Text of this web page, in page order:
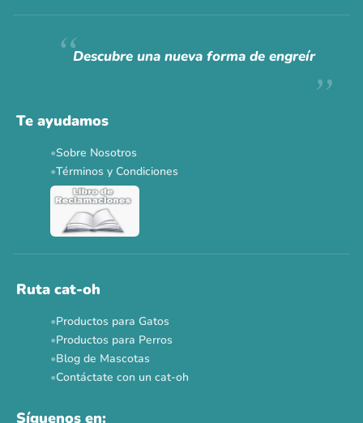
Siempre fuimosraros.
Ver todas las promos 🐾
Descubre una nueva forma de engreír
Te ayudamos
Sobre Nosotros
Términos y Condiciones
Ruta cat-oh
Productos para Gatos
Productos para Perros
Blog de Mascotas
Contáctate con un cat-oh
Síguenos en: